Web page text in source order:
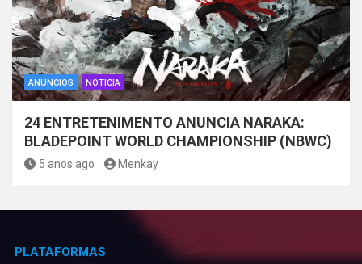
ANÚNCIOS NOTICIA
24 ENTRETENIMENTO ANUNCIA NARAKA:
BLADEPOINT WORLD CHAMPIONSHIP (NBWC)
5 anos ago Menkay
PLATAFORMAS